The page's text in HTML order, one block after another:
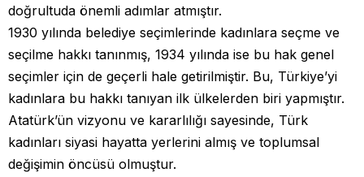
doğrultuda önemli adımlar atmıştır.
1930 yılında belediye seçimlerinde kadınlara seçme ve
seçilme hakkı tanınmış, 1934 yılında ise bu hak genel
seçimler için de geçerli hale getirilmiştir. Bu, Türkiye’yi
kadınlara bu hakkı tanıyan ilk ülkelerden biri yapmıştır.
Atatürk’ün vizyonu ve kararlılığı sayesinde, Türk
kadınları siyasi hayatta yerlerini almış ve toplumsal
değişimin öncüsü olmuştur.